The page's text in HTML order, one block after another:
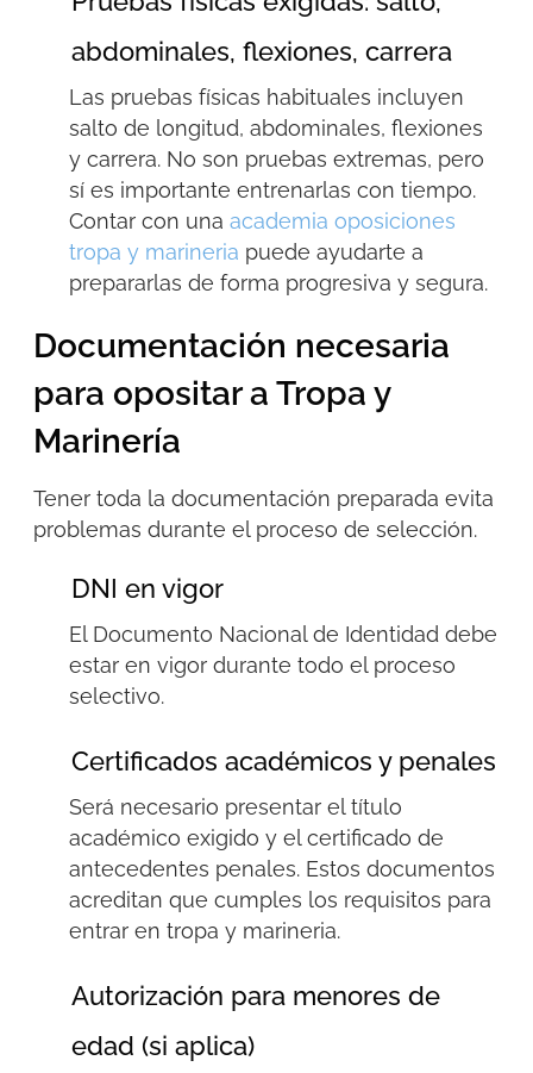
abdominales, flexiones, carrera
Las pruebas físicas habituales incluyen
salto de longitud, abdominales, flexiones
y carrera. No son pruebas extremas, pero
sí es importante entrenarlas con tiempo.
Contar con una academia oposiciones
tropa y marineria puede ayudarte a
prepararlas de forma progresiva y segura.
Documentación necesaria
para opositar a Tropa y
Marinería
Tener toda la documentación preparada evita
problemas durante el proceso de selección.
DNI en vigor
El Documento Nacional de Identidad debe
estar en vigor durante todo el proceso
selectivo.
Certificados académicos y penales
Será necesario presentar el título
académico exigido y el certificado de
antecedentes penales. Estos documentos
acreditan que cumples los requisitos para
entrar en tropa y marineria.
Autorización para menores de
edad (si aplica)